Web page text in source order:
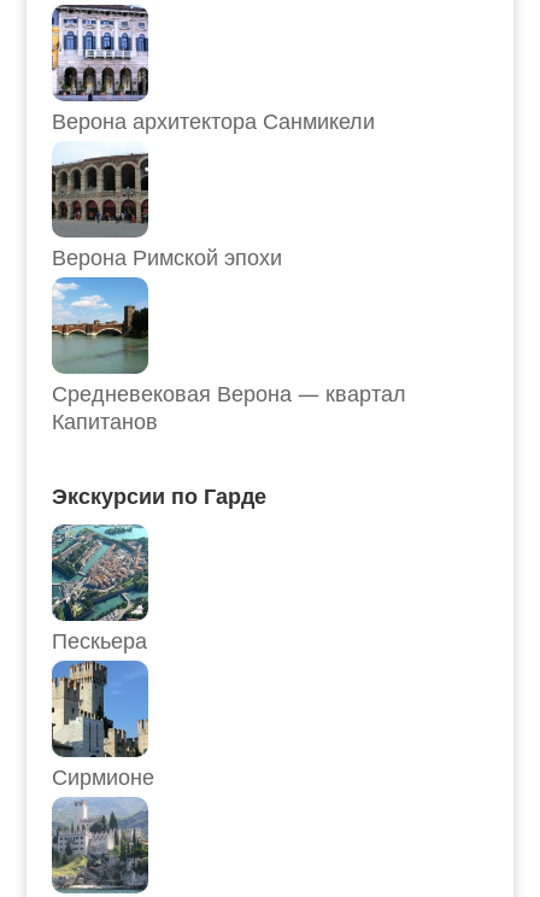
Верона архитектора Санмикели
Верона Римской эпохи
Средневековая Верона — квартал
Капитанов
Экскурсии по Гарде
Пескьера
Сирмионе